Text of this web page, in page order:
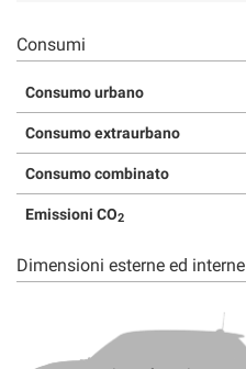
Consumi
Consumo urbano
Consumo extraurbano
Consumo combinato
Emissioni CO2
Dimensioni esterne ed interne